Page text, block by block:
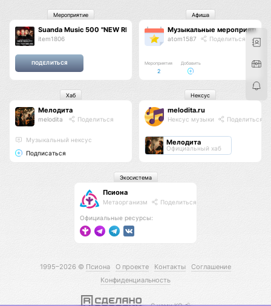
Suanda Music 500 "NEW REALITY"
item1806
Мероприятие
Музыкальные мероприятия
atom1587 Поделиться
Мероприятия
2
Добавить
Афиша
Мелодита
melodita Поделиться
Музыкальный нексус
Подписаться
Хаб
melodita.ru
Нексус музыки Поделиться
Мелодита
Официальный хаб
Нексус
Псиона
Метаорганизм Поделиться
Официальные ресурсы:
Экосистема
1995–2026 © Псиона О проекте Контакты
Соглашение
Конфиденциальность